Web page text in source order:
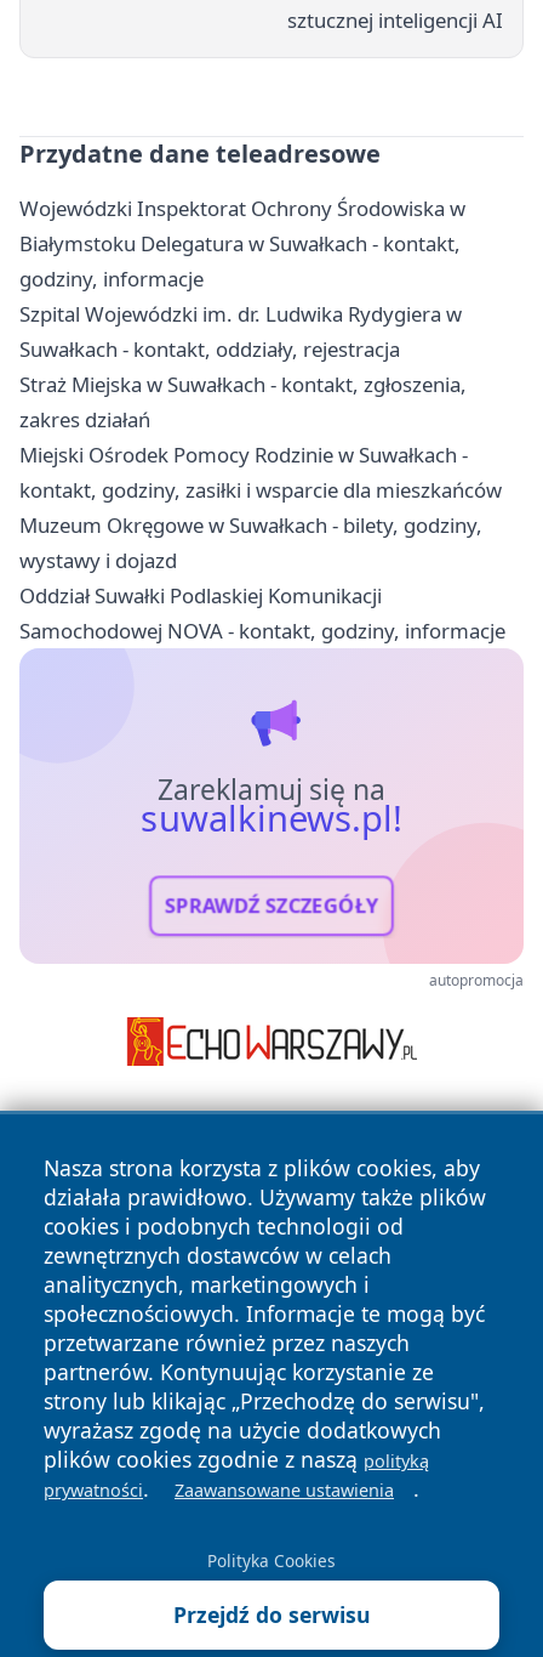
sztucznej inteligencji AI
Przydatne dane teleadresowe
Wojewódzki Inspektorat Ochrony Środowiska w
Białymstoku Delegatura w Suwałkach - kontakt,
godziny, informacje
Szpital Wojewódzki im. dr. Ludwika Rydygiera w
Suwałkach - kontakt, oddziały, rejestracja
Straż Miejska w Suwałkach - kontakt, zgłoszenia,
zakres działań
Miejski Ośrodek Pomocy Rodzinie w Suwałkach -
kontakt, godziny, zasiłki i wsparcie dla mieszkańców
Muzeum Okręgowe w Suwałkach - bilety, godziny,
wystawy i dojazd
Oddział Suwałki Podlaskiej Komunikacji
Samochodowej NOVA - kontakt, godziny, informacje
Zareklamuj się na
suwalkinews.pl!
SPRAWDŹ SZCZEGÓŁY
autopromocja
Nasza strona korzysta z plików cookies, aby
działała prawidłowo. Używamy także plików
cookies i podobnych technologii od
zewnętrznych dostawców w celach
analitycznych, marketingowych i
społecznościowych. Informacje te mogą być
przetwarzane również przez naszych
partnerów. Kontynuując korzystanie ze
strony lub klikając „Przechodzę do serwisu",
wyrażasz zgodę na użycie dodatkowych
plików cookies zgodnie z naszą polityką
prywatności. Zaawansowane ustawienia .
Polityka Cookies
Przejdź do serwisu
Copyright © 2026 suwalkinews.pl Wszystkie prawa
zastrzeżone.
News Autorzy
Polityka
Prywatności
Polityka
Cookies